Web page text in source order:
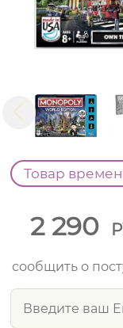
Товар
2 290
сообщить о